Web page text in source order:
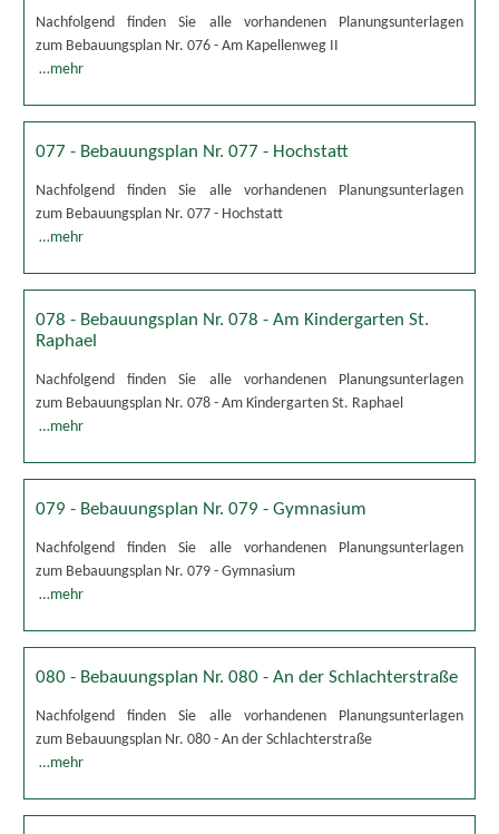
Nachfolgend finden Sie alle vorhandenen Planungsunterlagen
zum Bebauungsplan Nr. 076 - Am Kapellenweg II
…mehr
077 - Bebauungsplan Nr. 077 - Hochstatt
Nachfolgend finden Sie alle vorhandenen Planungsunterlagen
zum Bebauungsplan Nr. 077 - Hochstatt
…mehr
078 - Bebauungsplan Nr. 078 - Am Kindergarten St.
Raphael
Nachfolgend finden Sie alle vorhandenen Planungsunterlagen
zum Bebauungsplan Nr. 078 - Am Kindergarten St. Raphael
…mehr
079 - Bebauungsplan Nr. 079 - Gymnasium
Nachfolgend finden Sie alle vorhandenen Planungsunterlagen
zum Bebauungsplan Nr. 079 - Gymnasium
…mehr
080 - Bebauungsplan Nr. 080 - An der Schlachterstraße
Nachfolgend finden Sie alle vorhandenen Planungsunterlagen
zum Bebauungsplan Nr. 080 - An der Schlachterstraße
…mehr